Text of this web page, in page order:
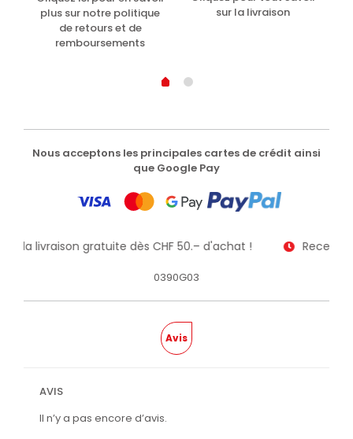
plus sur notre politique
de retours et de
remboursements
sur la livraison
Nous acceptons les principales cartes de crédit ainsi
que Google Pay
la livraison gratuite dès CHF 50.– d'achat !
0390G03
Avis
AVIS
Il n’y a pas encore d’avis.